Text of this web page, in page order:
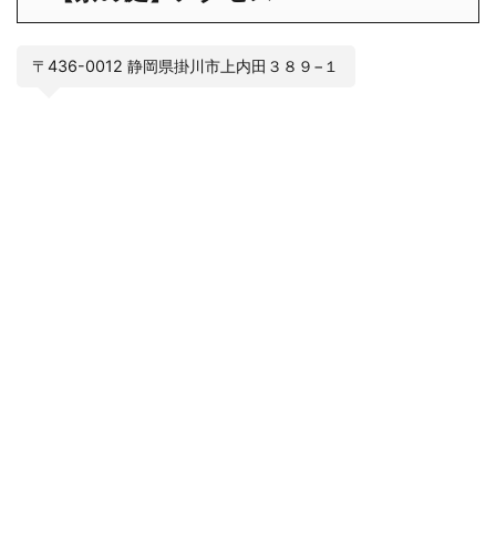
〒436-0012 静岡県掛川市上内田３８９−１